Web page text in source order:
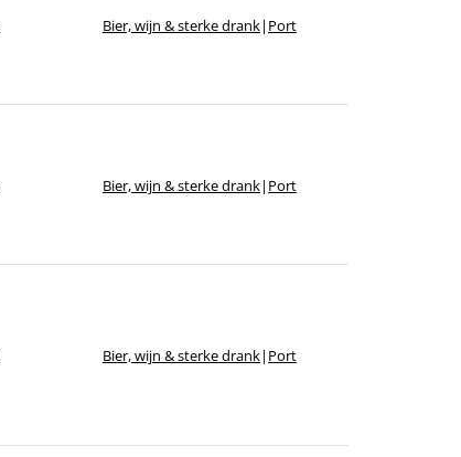
Bier, wijn & sterke drank| Port
Bier, wijn & sterke drank| Port
Bier, wijn & sterke drank| Port